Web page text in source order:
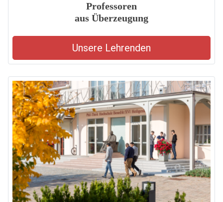
Professoren
aus Überzeugung
Unsere Lehrenden